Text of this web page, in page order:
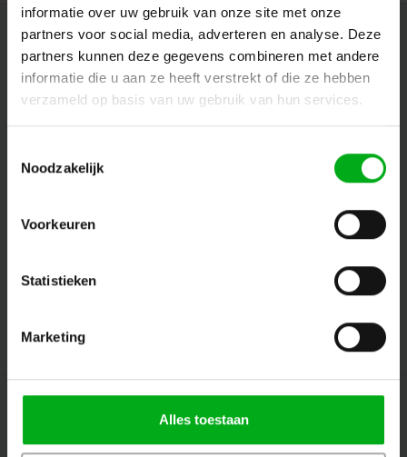
informatie over uw gebruik van onze site met onze
partners voor social media, adverteren en analyse. Deze
partners kunnen deze gegevens combineren met andere
informatie die u aan ze heeft verstrekt of die ze hebben
verzameld op basis van uw gebruik van hun services.
Noodzakelijk
Voorkeuren
Statistieken
Marketing
Alles toestaan
Nieuwsbrief
Ontvang de laatste updates, nieuws en aanbiedingen via email
Klantenservice